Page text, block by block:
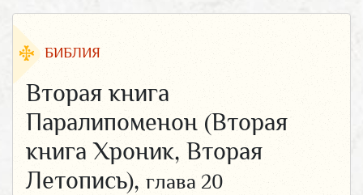
БИБЛИЯ
Вторая книга
Паралипоменон (Вторая
книга Хроник, Вторая
Летопись), глава 20